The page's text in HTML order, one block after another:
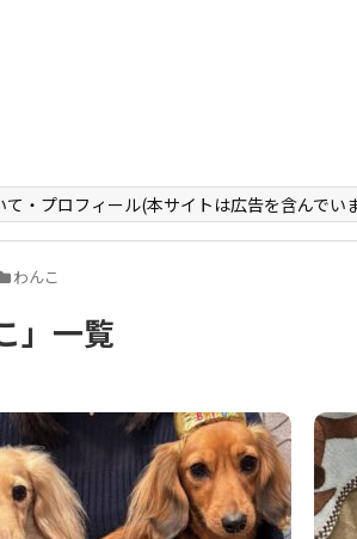
・プロフィール(本サイトは広告を含んでいま
わんこ
」 一覧